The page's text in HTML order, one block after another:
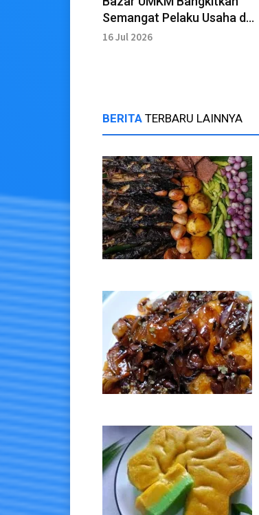
Semangat Pelaku Usaha di
Hari Koperasi Bengkalis
16 Jul 2026
BERITA TERBARU LAINNYA